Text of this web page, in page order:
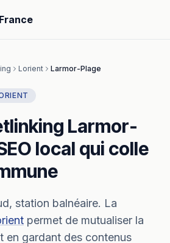
Lorient Larmor-Plage
Larmor-
local qui colle
station balnéaire. La
permet de mutualiser la
en gardant des contenus